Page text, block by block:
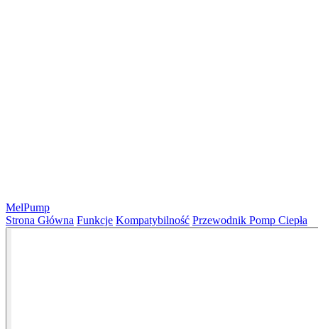
MelPump
Strona Główna Funkcje Kompatybilność Przewodnik Pomp Ciepła